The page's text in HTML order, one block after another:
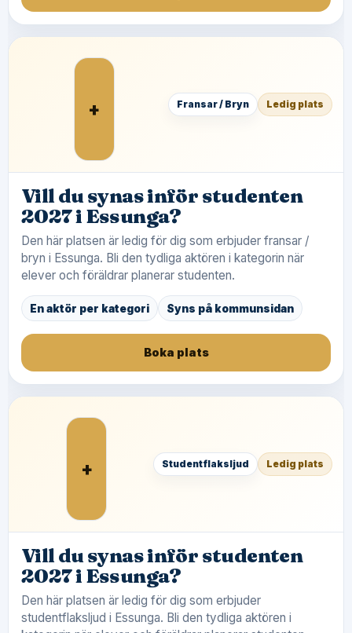
+ Fransar / Bryn Ledig plats
Vill du synas inför studenten
2027 i Essunga?
Den här platsen är ledig för dig som erbjuder fransar /
bryn i Essunga. Bli den tydliga aktören i kategorin när
elever och föräldrar planerar studenten.
En aktör per kategori Syns på kommunsidan
Boka plats
+ Studentflaksljud Ledig plats
Vill du synas inför studenten
2027 i Essunga?
Den här platsen är ledig för dig som erbjuder
studentflaksljud i Essunga. Bli den tydliga aktören i